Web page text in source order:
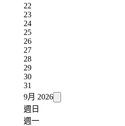
22
23
24
25
26
27
28
29
30
31
9月 2026
週日
週一